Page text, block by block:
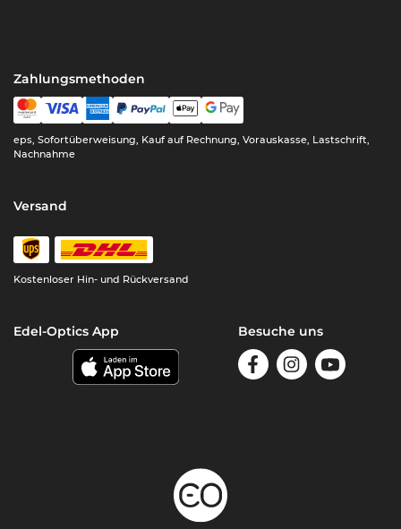
Zahlungsmethoden
eps, Sofortüberweisung, Kauf auf Rechnung, Vorauskasse, Lastschrift,
Nachnahme
Versand
Kostenloser Hin- und Rückversand
Edel-Optics App Besuche uns